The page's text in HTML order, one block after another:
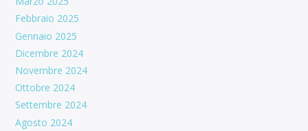
Febbraio 2025
Gennaio 2025
Dicembre 2024
Novembre 2024
Ottobre 2024
Settembre 2024
Agosto 2024